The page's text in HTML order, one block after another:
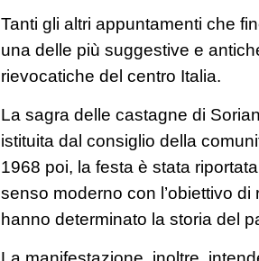
Tanti gli altri appuntamenti che
una delle più suggestive e
rievocatiche del centro Italia.
La sagra delle castagne di
istituita dal consiglio della
1968 poi, la festa è stata
senso moderno con l’obiettivo
hanno determinato la storia del